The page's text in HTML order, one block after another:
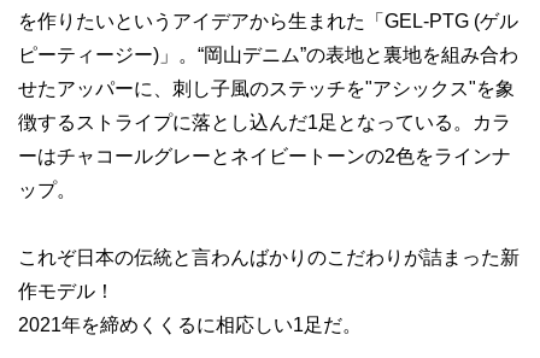
を作りたいというアイデアから生まれた「GEL-PTG (ゲル
ピーティージー)」。“岡山デニム”の表地と裏地を組み合わ
せたアッパーに、刺し子風のステッチを"アシックス"を象
徴するストライプに落とし込んだ1足となっている。カラ
ーはチャコールグレーとネイビートーンの2色をラインナ
ップ。
これぞ日本の伝統と言わんばかりのこだわりが詰まった新
作モデル！
2021年を締めくくるに相応しい1足だ。